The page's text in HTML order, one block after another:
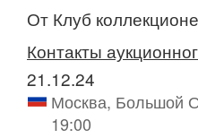
от Клуб
Контакты
21.12.24
Москва, Большой
19:00